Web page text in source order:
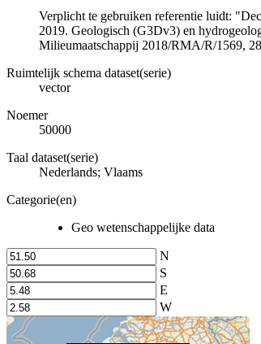
Verplicht te gebruiken referentie luidt:
2019. Geologisch (G3Dv3) en
Milieumaatschappij 2018/RMA/R/1569,
Ruimtelijk schema dataset(serie)
vector
Noemer
50000
Taal dataset(serie)
Nederlands; Vlaams
Categorie(en)
Geo wetenschappelijke data
N
S
E
W